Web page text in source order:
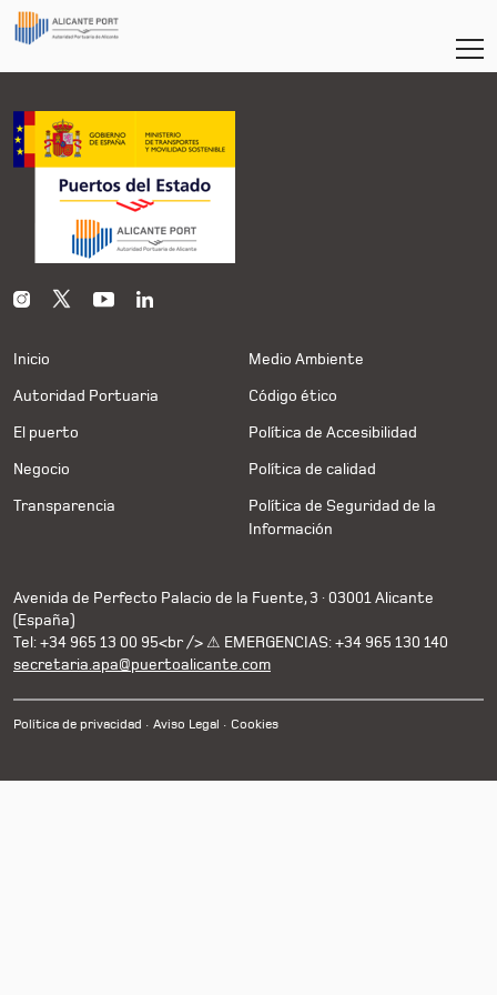
Inicio
Autoridad Portuaria
El puerto
Negocio
Transparencia
Medio Ambiente
Código ético
Política de Accesibilidad
Política de calidad
Política de Seguridad de la
Información
Avenida de Perfecto Palacio de la Fuente, 3 · 03001 Alicante
(España)
Tel: +34 965 13 00 95<br /> ⚠ EMERGENCIAS: +34 965 130 140
secretaria.apa@puertoalicante.com
Política de privacidad Aviso Legal Cookies